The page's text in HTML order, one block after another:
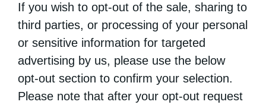
If you wish to opt-out of the sale, sharing to
third parties, or processing of your personal
or sensitive information for targeted
advertising by us, please use the below
opt-out section to confirm your selection.
Please note that after your opt-out request